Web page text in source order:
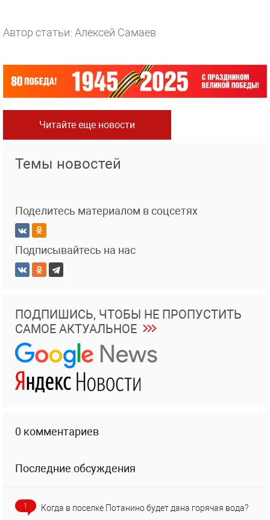
Автор статьи: Алексей Самаев
Читайте еще новости
Темы новостей
Поделитесь материалом в соцсетях
Подписывайтесь на нас
ПОДПИШИСЬ, ЧТОБЫ НЕ ПРОПУСТИТЬ
САМОЕ АКТУАЛЬНОЕ
0 комментариев
Последние обсуждения
1 Когда в поселке Потанино будет дана горячая вода?